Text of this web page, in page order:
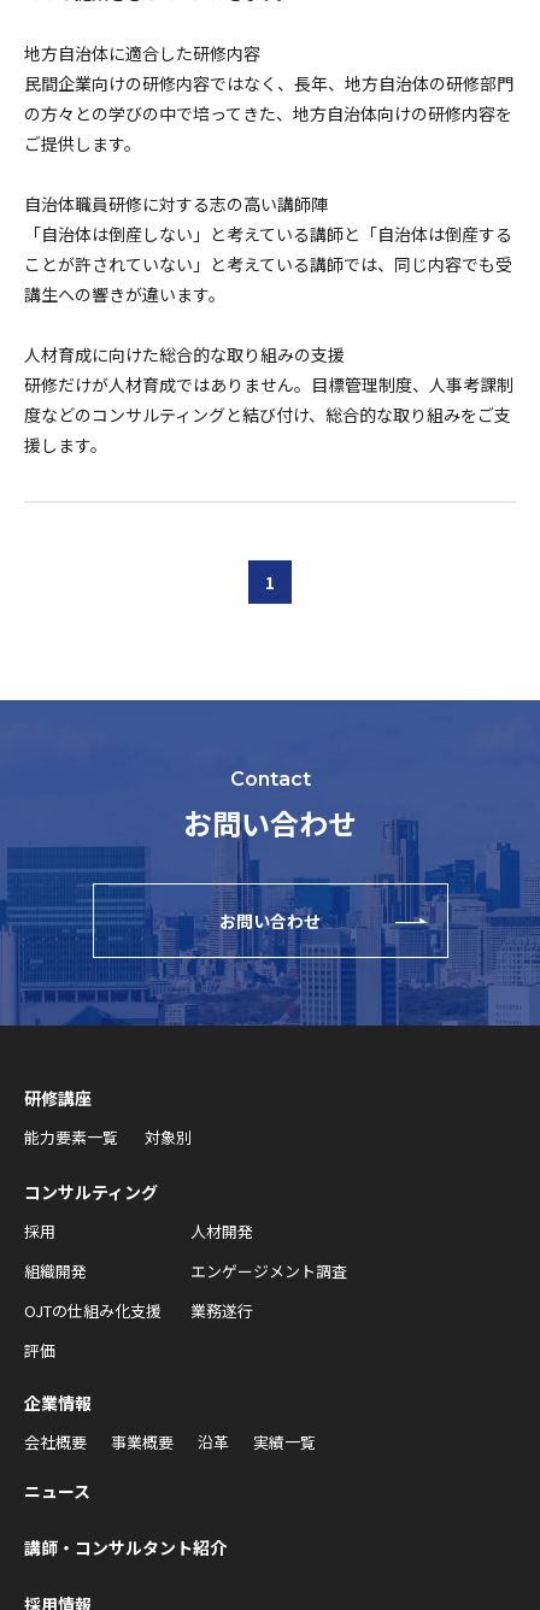
地方自治体に適合した研修内容
民間企業向けの研修内容ではなく、長年、地方自治体の研修部門
の方々との学びの中で培ってきた、地方自治体向けの研修内容を
ご提供します。
自治体職員研修に対する志の高い講師陣
「自治体は倒産しない」と考えている講師と「自治体は倒産する
ことが許されていない」と考えている講師では、同じ内容でも受
講生への響きが違います。
人材育成に向けた総合的な取り組みの支援
研修だけが人材育成ではありません。目標管理制度、人事考課制
度などのコンサルティングと結び付け、総合的な取り組みをご支
援します。
1
Contact
お問い合わせ
お問い合わせ
研修講座
能力要素一覧 対象別
コンサルティング
採用
人材開発
組織開発
エンゲージメント調査
OJTの仕組み化支援
業務遂行
評価
企業情報
会社概要 事業概要 沿革 実績一覧
ニュース
講師・コンサルタント紹介
採用情報